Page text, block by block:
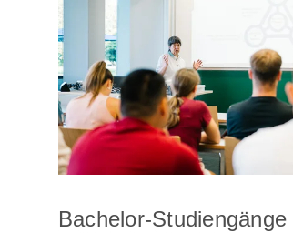
Bachelor-Studiengänge